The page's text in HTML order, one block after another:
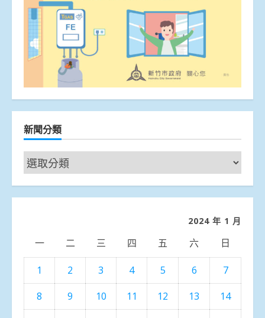
新聞分類
新
聞
分
2024 年 1 月
一 二 三 四 五 六 日
1 2 3 4 5 6
7
8
9 10 11 12 13
14